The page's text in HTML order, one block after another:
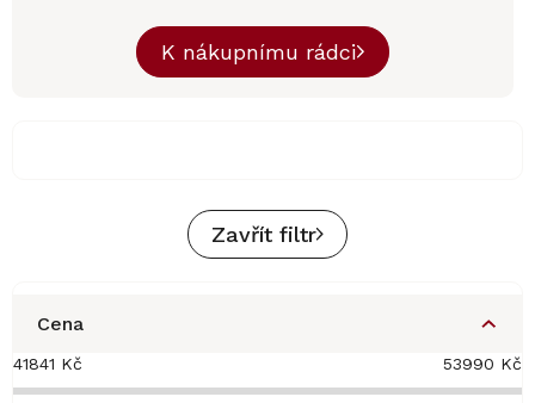
K nákupnímu rádci
Zavřít filtr
Cena
41841 Kč 53990 Kč